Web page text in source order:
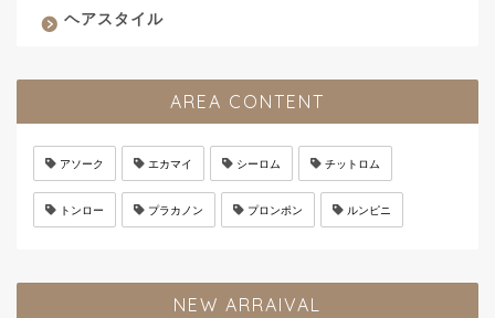
ヘアスタイル
AREA CONTENT
アソーク エカマイ シーロム チットロム
トンロー プラカノン プロンポン ルンピニ
NEW ARRAIVAL